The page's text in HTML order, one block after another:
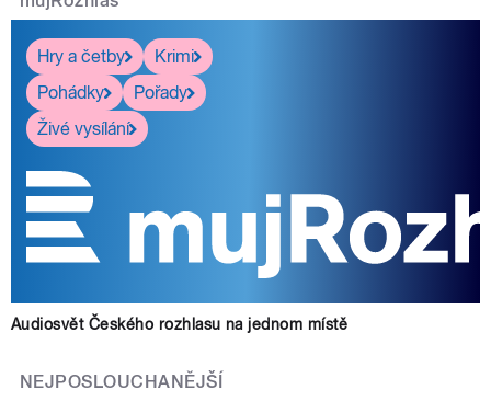
Hry a četby
Krimi
Pohádky
Pořady
Živé vysílání
Audiosvět Českého rozhlasu na jednom místě
NEJPOSLOUCHANĚJŠÍ